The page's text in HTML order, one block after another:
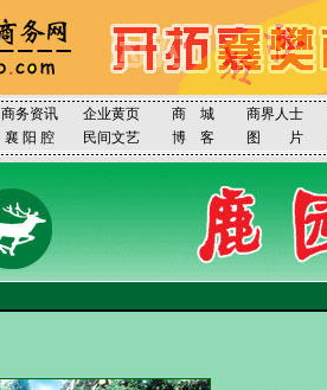
商务资讯 企业黄页 商 城 商界人士
襄 阳 腔 民间文艺 博 客 图 片